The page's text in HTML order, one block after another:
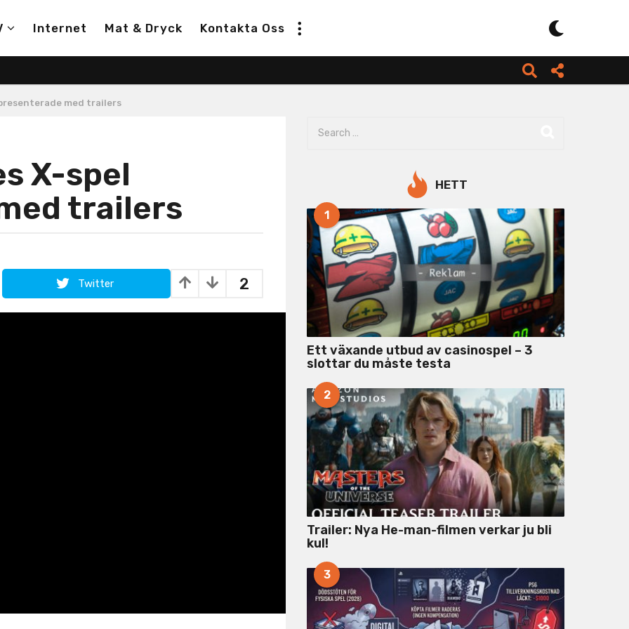
Internet Mat & Dryck Kontakta Oss
med trailers
X-spel
trailers
2
Twitter
o
r
:
HETT
1
Ett växande utbud av casinospel – 3
slottar du måste testa
2
Trailer: Nya He-man-filmen verkar ju bli
kul!
3